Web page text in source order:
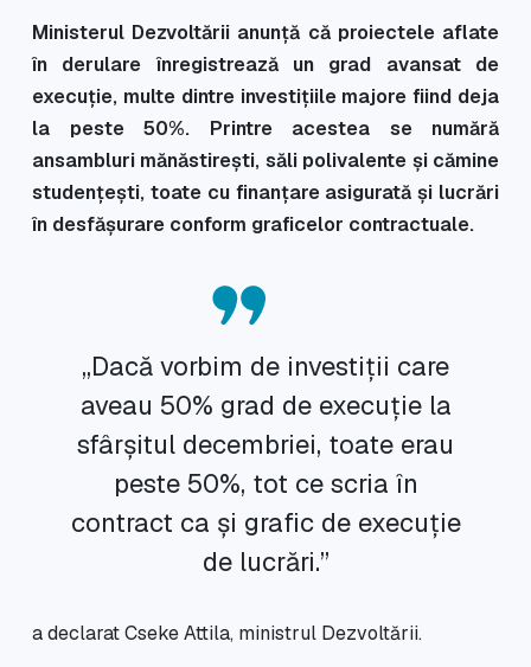
Ministerul Dezvoltării anunță că proiectele aflate
în derulare înregistrează un grad avansat de
execuție, multe dintre investițiile majore fiind deja
la peste 50%. Printre acestea se numără
ansambluri mănăstirești, săli polivalente și cămine
studențești, toate cu finanțare asigurată și lucrări
în desfășurare conform graficelor contractuale.
„Dacă vorbim de investiții care
aveau 50% grad de execuție la
sfârșitul decembriei, toate erau
peste 50%, tot ce scria în
contract ca și grafic de execuție
de lucrări.”
a declarat Cseke Attila, ministrul Dezvoltării.